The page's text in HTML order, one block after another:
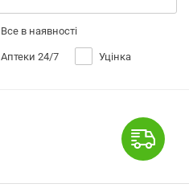
Все в наявності
Аптеки 24/7 Уцінка